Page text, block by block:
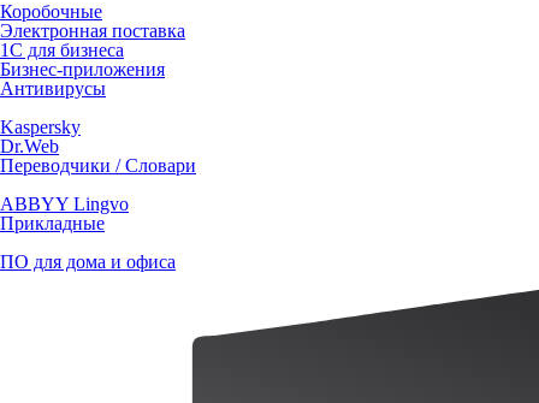
Коробочные
Электронная поставка
1С для бизнеса
Бизнес-приложения
Антивирусы
Kaspersky
Dr.Web
Переводчики / Словари
ABBYY Lingvo
Прикладные
ПО для дома и офиса